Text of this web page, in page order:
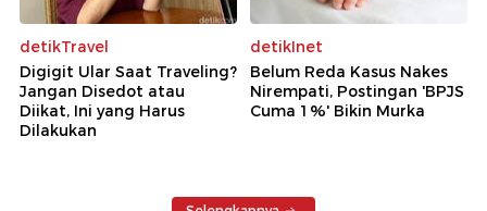
detikTravel
Digigit Ular Saat Traveling?
Jangan Disedot atau
Diikat, Ini yang Harus
Dilakukan
detikInet
Belum Reda Kasus Nakes
Nirempati, Postingan 'BPJS
Cuma 1%' Bikin Murka